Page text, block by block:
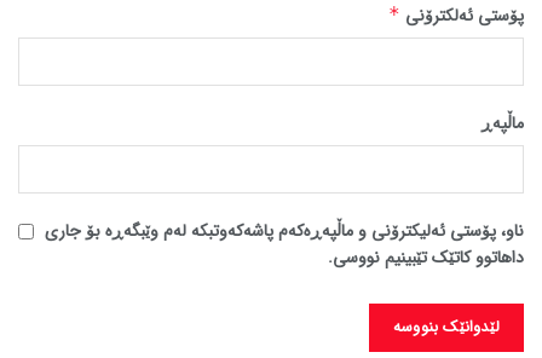
پۆستی ئەلکترۆنی *
ماڵپه‌ڕ
ناو، پۆستی ئەلیکترۆنی و ماڵپەڕەکەم پاشەکەوتبکە لەم وێبگەڕە بۆ جاری
داهاتوو کاتێک تێبینیم نووسی.